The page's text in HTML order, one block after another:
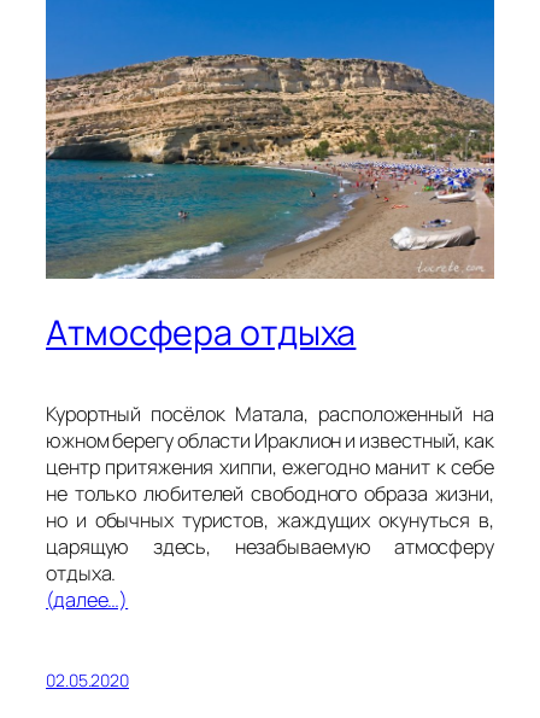
Атмосфера отдыха
Курортный посёлок Матала, расположенный на
южном берегу области Ираклион и известный, как
центр притяжения хиппи, ежегодно манит к себе
не только любителей свободного образа жизни,
но и обычных туристов, жаждущих окунуться в,
царящую здесь, незабываемую атмосферу
отдыха.
(далее…)
02.05.2020